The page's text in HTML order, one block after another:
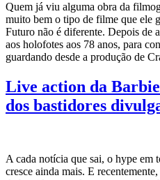
Quem já viu alguma obra da
muito bem o tipo de filme que ele
Futuro não é diferente. Depois de
aos holofotes aos 78 anos, para
guardando desde a produção de
Live action da
dos bastidores
A cada notícia que sai, o hype em
cresce ainda mais. E